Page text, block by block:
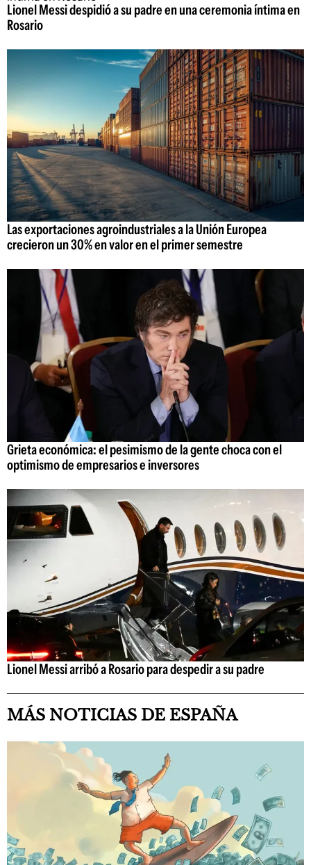
Lionel Messi despidió a su padre en una ceremonia íntima en
Rosario
Las exportaciones agroindustriales a la Unión Europea
crecieron un 30% en valor en el primer semestre
Grieta económica: el pesimismo de la gente choca con el
optimismo de empresarios e inversores
Lionel Messi arribó a Rosario para despedir a su padre
MÁS NOTICIAS DE ESPAÑA